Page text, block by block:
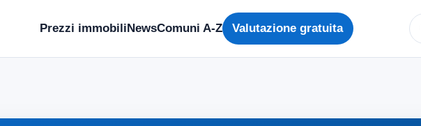
Prezzi immobiliNewsComuni A-Z Valutazione gratuita